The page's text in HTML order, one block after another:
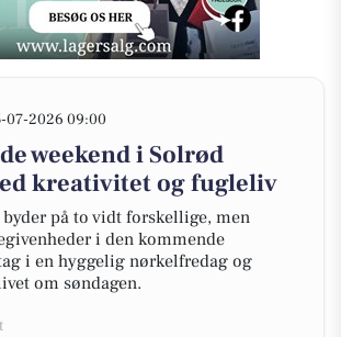
07-2026 09:00
weekend i Solrød
kreativitet og fugleliv
på to vidt forskellige, men
i den kommende
i en hyggelig nørkelfredag og
om søndagen.